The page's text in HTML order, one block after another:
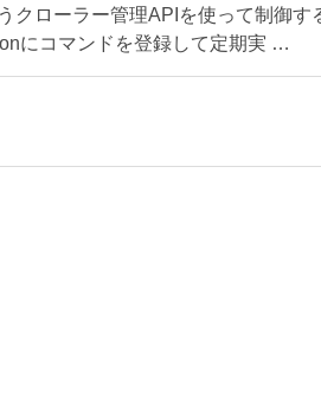
クローラー管理APIを使って制御す
にコマンドを登録して定期実 …